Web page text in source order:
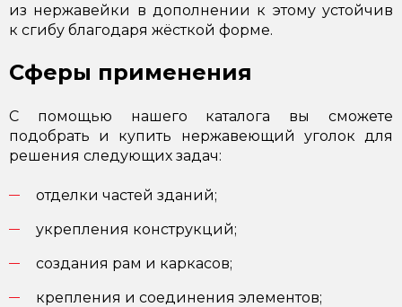
из нержавейки в дополнении к этому устойчив
к сгибу благодаря жёсткой форме.
Сферы применения
С помощью нашего каталога вы сможете
подобрать и купить нержавеющий уголок для
решения следующих задач:
отделки частей зданий;
укрепления конструкций;
создания рам и каркасов;
крепления и соединения элементов;